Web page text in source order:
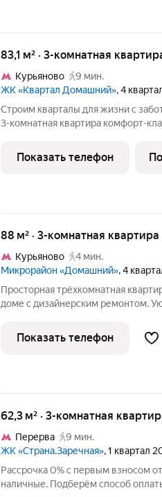
83,1 м² · 3-комнатная
Курьяново
9 мин.
ЖК «Квартал Домашний», 4
Строим кварталы для жизни с
3-комнатная квартира комфорт-
"Квартал Домашний".Застройщик
нескольких
Показать телефон
88 м² · 3-комнатная квартира
Курьяново
4 мин.
Микрорайон «Домашний», 4
Просторная трёхкомнатная
доме с дизайнерским ремонтом.
просторная трёхкомнатная
метров на первом
Показать телефон
62,3 м² · 3-комнатная
Перерва
9 мин.
ЖК «Страна.Заречная», 1 квартал
Рассрочка 0% с первым взносом
наличные. Подберём способ